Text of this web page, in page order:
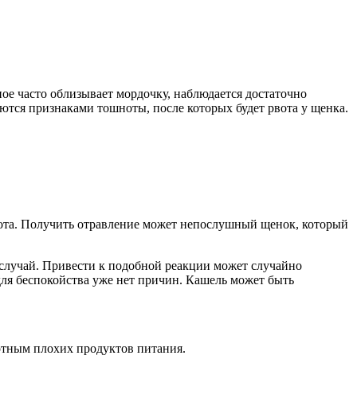
часто облизывает мордочку, наблюдается достаточно
признаками тошноты, после которых будет рвота у щенка.
Получить отравление может непослушный щенок, который
Привести к подобной реакции может случайно
беспокойства уже нет причин. Кашель может быть
плохих продуктов питания.